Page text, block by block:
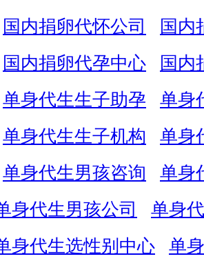
国内捐卵代怀公司
国内
国内捐卵代孕中心
国内
单身代生生子助孕
单身
单身代生生子机构
单身
单身代生男孩咨询
单身
身代生男孩公司
单身
身代生选性别中心
单